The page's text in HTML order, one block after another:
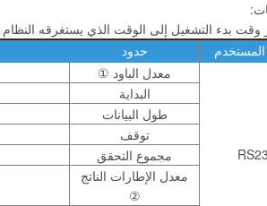
بدء التشغيل إلى الوقت الذي يستغرقه النظام
حدود
معدل الباود ①
البداية
طول البيانات
توقف
مجموع التحقق
معدل الإطارات الناتج
②